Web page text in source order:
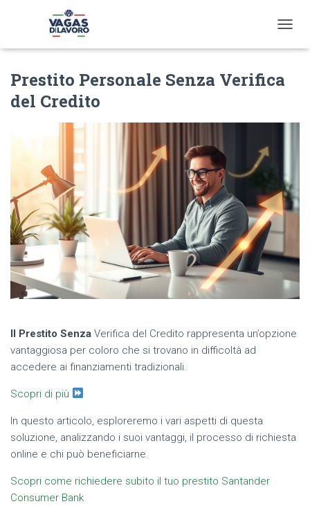
O
A
T
Prestito Personale Senza Verifica
del Credito
Il Prestito Senza Verifica del Credito rappresenta un’opzione
vantaggiosa per coloro che si trovano in difficoltà ad
accedere ai finanziamenti tradizionali.
Scopri di più
In questo articolo, esploreremo i vari aspetti di questa
soluzione, analizzando i suoi vantaggi, il processo di richiesta
online e chi può beneficiarne.
Scopri come richiedere subito il tuo prestito Santander
Consumer Bank